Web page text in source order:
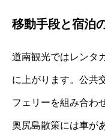
移動手段と宿泊
道南観光ではレンタ
に上がります。公共
フェリーを組み合わ
奥尻島散策には車が